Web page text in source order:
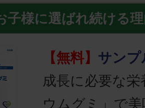
子様に選ばれ続ける
【無料】 サンプ
成長に必要な
ウムグミ」で